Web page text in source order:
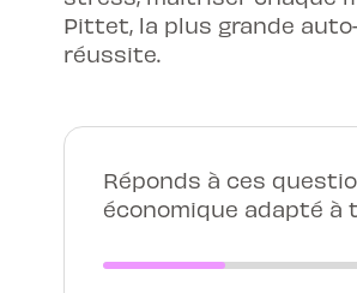
Pittet, la plus grande
réussite.
Réponds à ces
économique adapté à